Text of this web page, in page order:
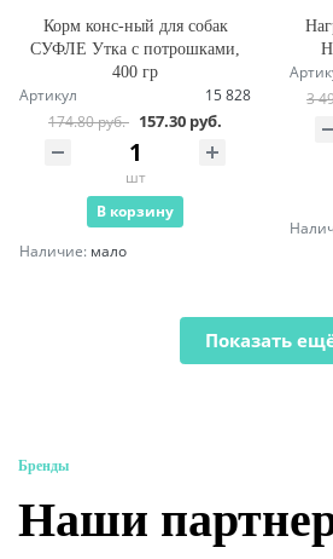
Корм конс-ный для собак
СУФЛЕ Утка с потрошками,
400 гр
Артикул
15 828
174.80 руб. 157.30 руб.
шт
В корзину
Наличие: мало
3
Показать
Бренды
Наши